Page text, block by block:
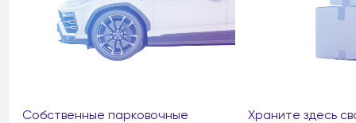
Собственные парковочные
Храните здесь